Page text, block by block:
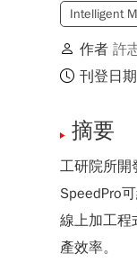
Intelligent
作者許
刊登日
摘要
工研院所開
SpeedPro
線上加工程
產效率。